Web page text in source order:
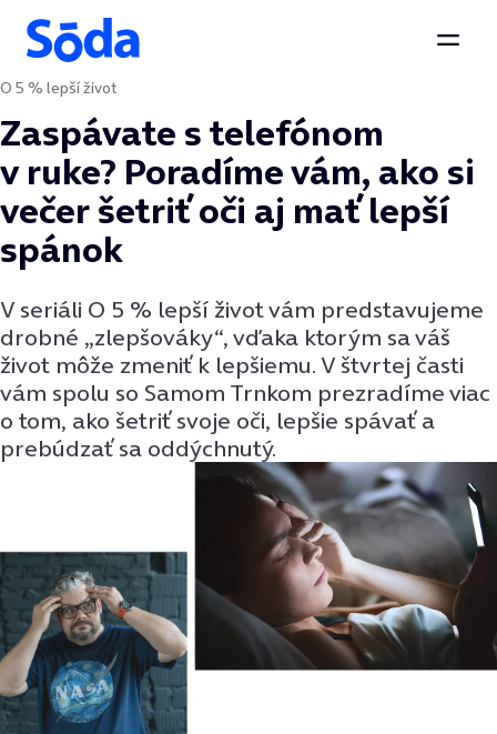
Preskočiť na obsah
O 5 % lepší život
Zaspávate s telefónom
v ruke? Poradíme vám, ako si
večer šetriť oči aj mať lepší
spánok
V seriáli O 5 % lepší život vám predstavujeme
drobné „zlepšováky“, vďaka ktorým sa váš
život môže zmeniť k lepšiemu. V štvrtej časti
vám spolu so Samom Trnkom prezradíme viac
o tom, ako šetriť svoje oči, lepšie spávať a
prebúdzať sa oddýchnutý.